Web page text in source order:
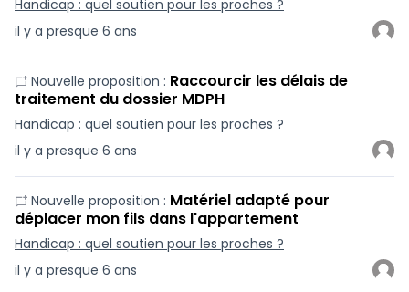
il y a presque 6 ans
Handicap : quel soutien pour les proches ?
il y a presque 6 ans
Nouvelle proposition : Raccourcir les délais de
traitement du dossier MDPH
Handicap : quel soutien pour les proches ?
il y a presque 6 ans
Nouvelle proposition : Matériel adapté pour
déplacer mon fils dans l'appartement
Handicap : quel soutien pour les proches ?